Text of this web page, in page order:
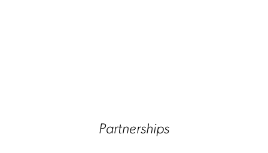
Partnerships